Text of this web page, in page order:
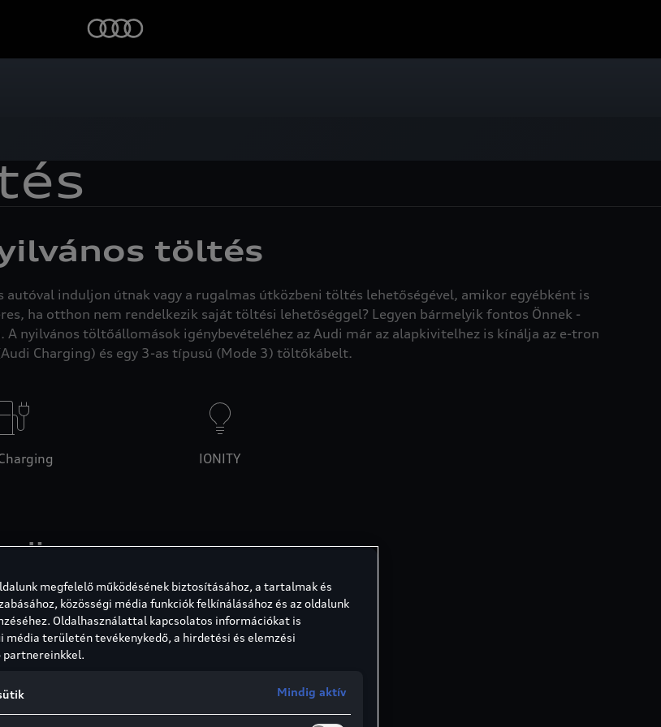
töltés
autóval induljon útnak vagy a rugalmas útközbeni töltés lehetőségével, amikor egyébként is
ha otthon nem rendelkezik saját töltési lehetőséggel? Legyen bármelyik fontos Önnek -
nyilvános töltőállomások igénybevételéhez az Audi már az alapkivitelhez is kínálja az e-tron
Charging) és egy 3-as típusú (Mode 3) töltőkábelt.
IONITY
kínál Önnek
- s a
megfelelő működésének biztosításához, a tartalmak és
közösségi média funkciók felkínálásához és az oldalunk
Oldalhasználattal kapcsolatos információkat is
média területén tevékenykedő, a hirdetési és elemzési
Mindig aktív